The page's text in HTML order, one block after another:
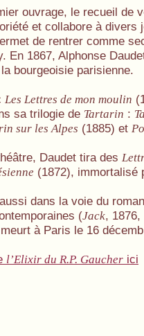
ouvrage, le recueil de
et collabore à divers
de rentrer comme
En 1867, Alphonse
bourgeoisie parisienne.
Les Lettres de mon moulin
sa trilogie de Tartarin :
sur les Alpes (1885) et
Daudet tira des
(1872), immortalisé
dans la voie du
(Jack, 1876,
à Paris le 16
l’Elixir du R.P. Gaucher ici